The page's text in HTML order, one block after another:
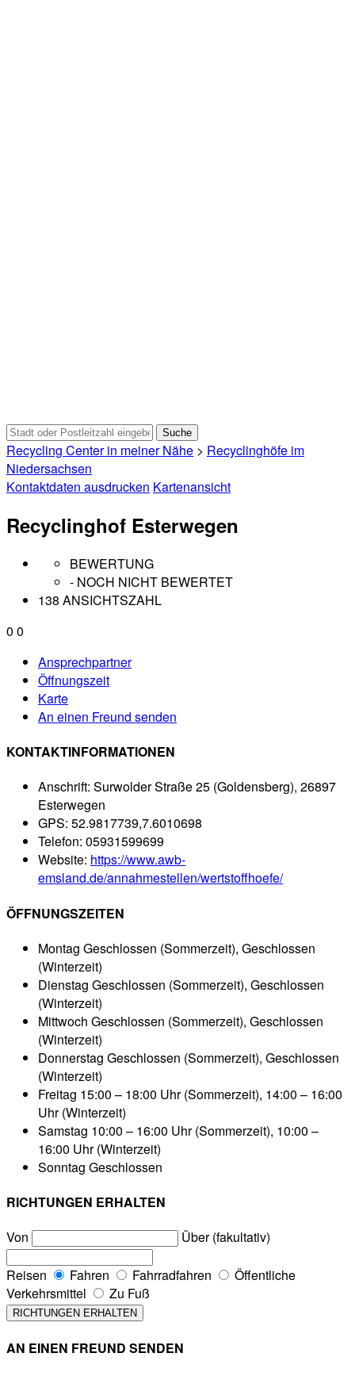
Recycling Center in meiner Nähe > Recyclinghöfe im
Niedersachsen
Kontaktdaten ausdrucken Kartenansicht
Recyclinghof Esterwegen
BEWERTUNG
- NOCH NICHT BEWERTET
138 ANSICHTSZAHL
0 0
Ansprechpartner
Öffnungszeit
Karte
An einen Freund senden
KONTAKTINFORMATIONEN
Anschrift: Surwolder Straße 25 (Goldensberg), 26897
Esterwegen
GPS: 52.9817739,7.6010698
Telefon: 05931599699
Website: https://www.awb-
emsland.de/annahmestellen/wertstoffhoefe/
ÖFFNUNGSZEITEN
Montag Geschlossen (Sommerzeit), Geschlossen
(Winterzeit)
Dienstag Geschlossen (Sommerzeit), Geschlossen
(Winterzeit)
Mittwoch Geschlossen (Sommerzeit), Geschlossen
(Winterzeit)
Donnerstag Geschlossen (Sommerzeit), Geschlossen
(Winterzeit)
Freitag 15:00 – 18:00 Uhr (Sommerzeit), 14:00 – 16:00
Uhr (Winterzeit)
Samstag 10:00 – 16:00 Uhr (Sommerzeit), 10:00 –
16:00 Uhr (Winterzeit)
Sonntag Geschlossen
RICHTUNGEN ERHALTEN
Von
Über (fakultativ)
Reisen Fahren Fahrradfahren
Öffentliche
Verkehrsmittel
Zu Fuß
AN EINEN FREUND SENDEN